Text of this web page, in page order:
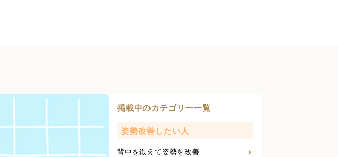
掲載中のカテゴリー一覧
姿勢改善したい人
背中を鍛えて姿勢を改善